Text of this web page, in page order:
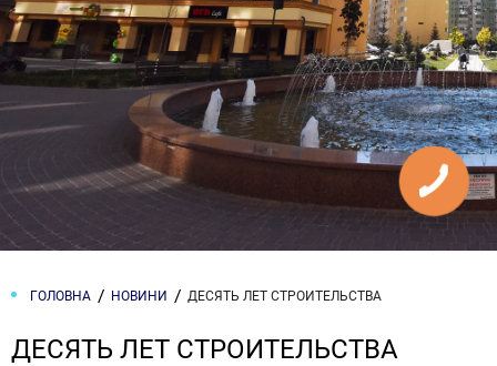
ГОЛОВНА НОВИНИ ДЕСЯТЬ ЛЕТ СТРОИТЕЛЬСТВА
ДЕСЯТЬ ЛЕТ СТРОИТЕЛЬСТВА